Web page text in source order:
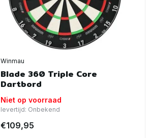
Winmau
Blade 360 Triple Core
Dartbord
Niet op voorraad
levertijd: Onbekend
€109,95